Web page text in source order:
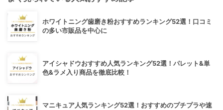
ホワイトニング歯磨き粉おすすめランキング52選！口コミ
の多い市販品を中心に
アイシャドウおすすめ人気ランキング52選！パレット&単
色&ラメ入り商品を徹底比較！
マニキュア人気ランキング52選！おすすめのプチプラや速